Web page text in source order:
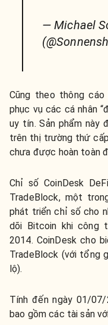
— Michael
Cũng theo thông
phục vụ các cá nhân
uy tín. Sản phẩm này
trên thị trường thứ
chưa được hoàn toàn
Chỉ số CoinDesk
TradeBlock, một
phát triển chỉ số cho
dõi Bitcoin khi công
2014. CoinDesk cho
TradeBlock (với tổng
lộ).
Tính đến ngày 01/
bao gồm các tài sản